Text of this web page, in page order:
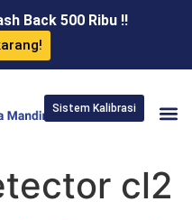
Back 500 Ribu !!
Sistem Kalibrasi
cl2